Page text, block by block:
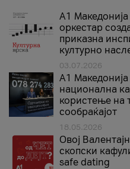
А1
оркестар
приказна
културно
03.07.2026
A1
национална
користење на
сообраќајот
18.05.2026
Овој
скопски
safe dating